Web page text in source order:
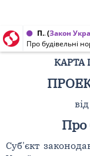
Проект Закону України від 05.11.2009 № 2587(Закон
Про будівельні